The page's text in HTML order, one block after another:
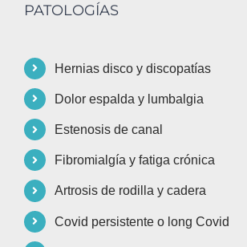
PATOLOGÍAS
Hernias disco y discopatías
Dolor espalda y lumbalgia
Estenosis de canal
Fibromialgía y fatiga crónica
Artrosis de rodilla y cadera
Covid persistente o long Covid